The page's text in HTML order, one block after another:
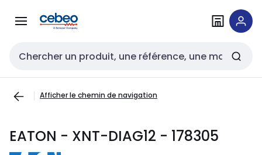
navigationau
Entrée de recherche
Afficher le chemin de navigation
EATON - XNT-DIAG12 - 178305